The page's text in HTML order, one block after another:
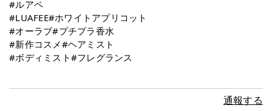
#ルアペ
#LUAFEE#ホワイトアプリコット
#オーラブ#プチプラ香水
#新作コスメ#ヘアミスト
#ボディミスト#フレグランス
通報する